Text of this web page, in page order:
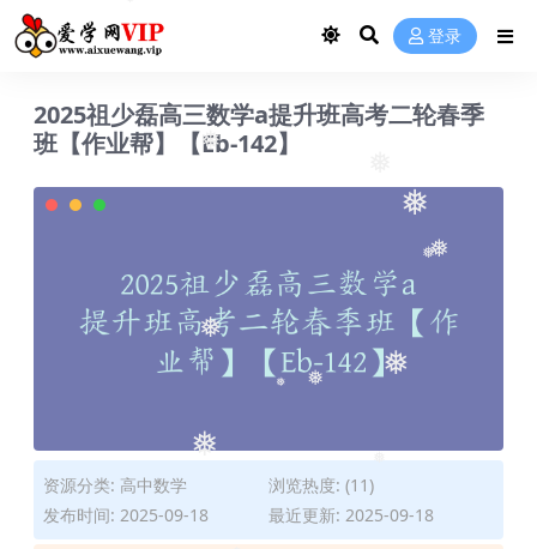
❅
❅
❅
❅
❅
❅
❅
❅
登录
2025祖少磊高三数学a提升班高考二轮春季
班【作业帮】【Eb-142】
资源分类: 高中数学
浏览热度: (11)
发布时间: 2025-09-18
最近更新: 2025-09-18